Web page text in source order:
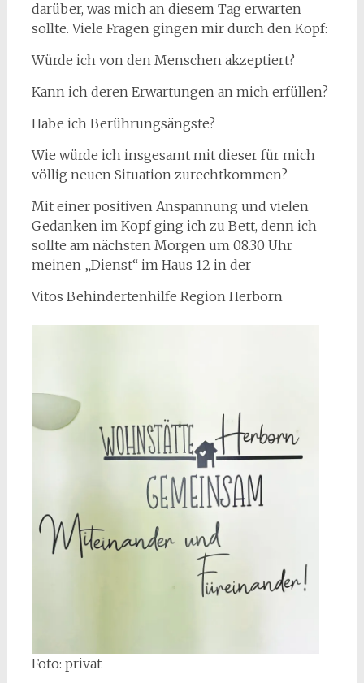
darüber, was mich an diesem Tag erwarten
sollte. Viele Fragen gingen mir durch den Kopf:
Würde ich von den Menschen akzeptiert?
Kann ich deren Erwartungen an mich erfüllen?
Habe ich Berührungsängste?
Wie würde ich insgesamt mit dieser für mich
völlig neuen Situation zurechtkommen?
Mit einer positiven Anspannung und vielen
Gedanken im Kopf ging ich zu Bett, denn ich
sollte am nächsten Morgen um 08.30 Uhr
meinen „Dienst“ im Haus 12 in der
Vitos Behindertenhilfe Region Herborn
Foto: privat